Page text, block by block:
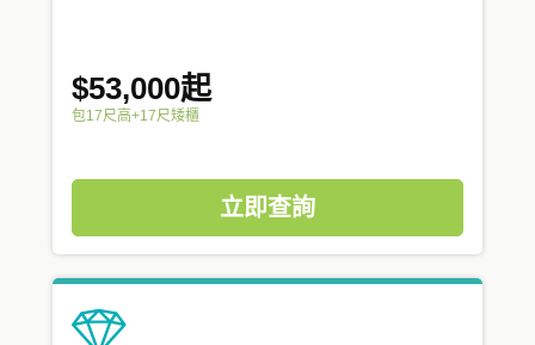
$53,000起
包17尺高+17尺矮櫃
立即查詢